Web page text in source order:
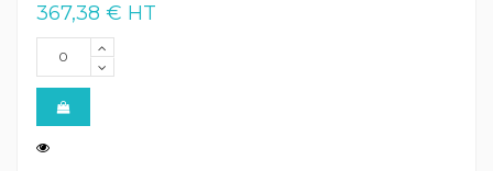
367,38 € HT